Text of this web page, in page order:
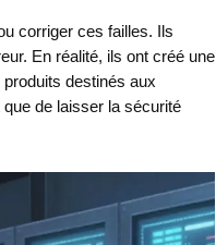
corriger ces failles. Ils
En réalité, ils ont créé une
destinés aux
de laisser la sécurité